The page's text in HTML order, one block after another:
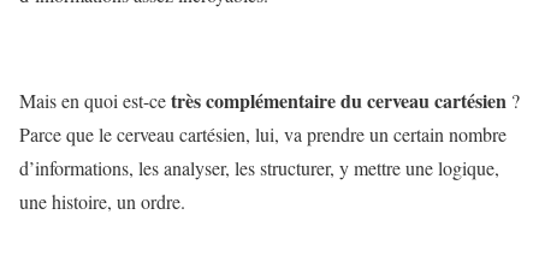
Mais en quoi est-cetrès complémentaire du cerveau cartésien ?
Parce que le cerveau cartésien, lui, va prendre un certain nombre
d’informations, les analyser, les structurer, y mettre une logique,
une histoire, un ordre.